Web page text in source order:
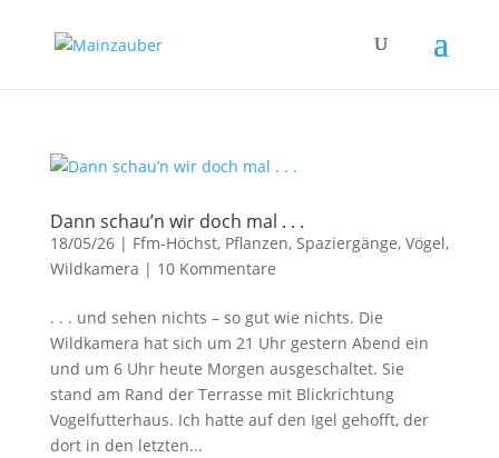
Dann schau’n wir doch mal . . .
18/05/26| Ffm-Höchst, Pflanzen, Spaziergänge, Vögel,
Wildkamera | 10 Kommentare
. . . und sehen nichts – so gut wie nichts. Die
Wildkamera hat sich um 21 Uhr gestern Abend ein
und um 6 Uhr heute Morgen ausgeschaltet. Sie
stand am Rand der Terrasse mit Blickrichtung
Vogelfutterhaus. Ich hatte auf den Igel gehofft, der
dort in den letzten...